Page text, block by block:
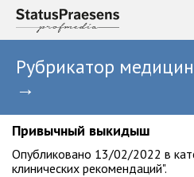
Рубрикатор
→
Привычный выкидыш
Опубликовано 13/02/2022 в
клинических рекомендаций".